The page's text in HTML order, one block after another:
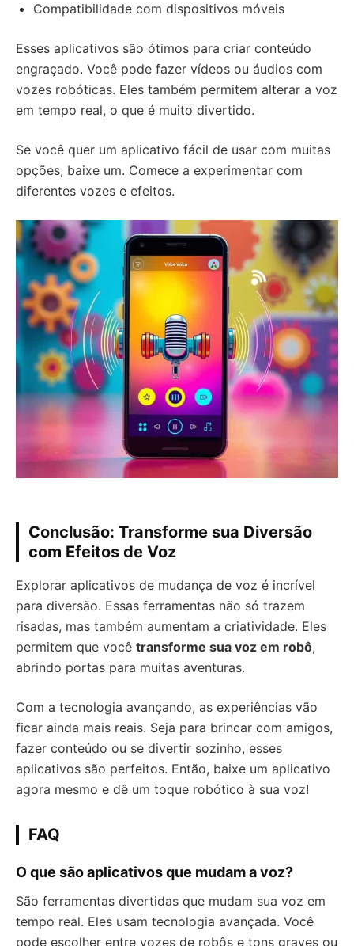
Compatibilidade com dispositivos móveis
Esses aplicativos são ótimos para criar conteúdo
engraçado. Você pode fazer vídeos ou áudios com
vozes robóticas. Eles também permitem alterar a voz
em tempo real, o que é muito divertido.
Se você quer um aplicativo fácil de usar com muitas
opções, baixe um. Comece a experimentar com
diferentes vozes e efeitos.
Conclusão: Transforme sua Diversão
com Efeitos de Voz
Explorar aplicativos de mudança de voz é incrível
para diversão. Essas ferramentas não só trazem
risadas, mas também aumentam a criatividade. Eles
permitem que você transforme sua voz em robô,
abrindo portas para muitas aventuras.
Com a tecnologia avançando, as experiências vão
ficar ainda mais reais. Seja para brincar com amigos,
fazer conteúdo ou se divertir sozinho, esses
aplicativos são perfeitos. Então, baixe um aplicativo
agora mesmo e dê um toque robótico à sua voz!
FAQ
O que são aplicativos que mudam a voz?
São ferramentas divertidas que mudam sua voz em
tempo real. Eles usam tecnologia avançada. Você
pode escolher entre vozes de robôs e tons graves ou